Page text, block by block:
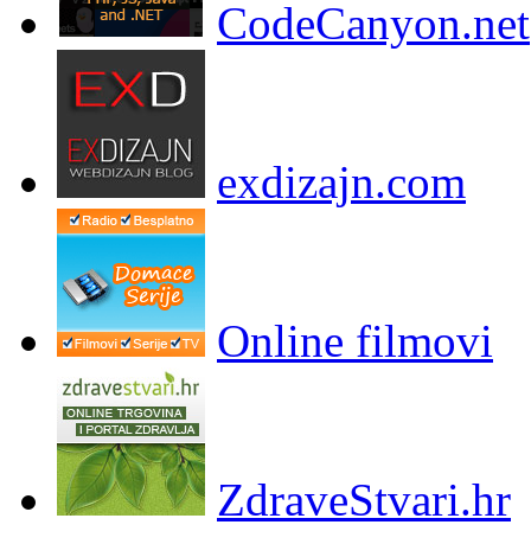
CodeCanyon.net
exdizajn.com
Online filmovi
ZdraveStvari.hr